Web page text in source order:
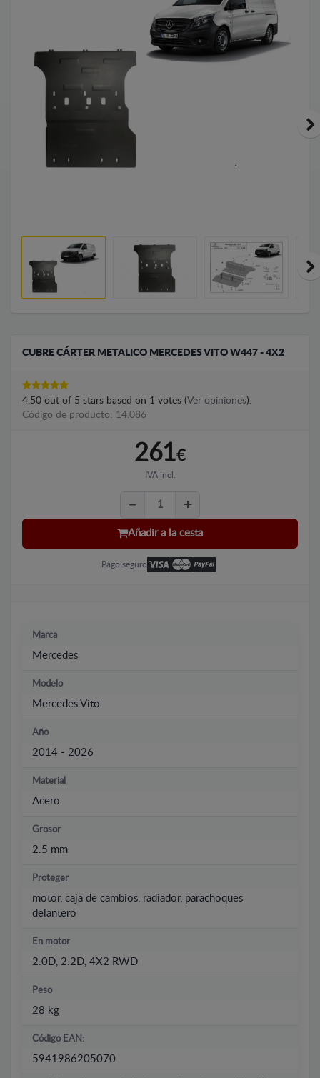
CUBRE CÁRTER METALICO MERCEDES VITO W447 - 4X2
4.50 out of 5 stars based on 1 votes (Ver opiniones).
Código de producto: 14.086
261€
IVA incl.
Añadir a la cesta
Pago seguro
Marca
Mercedes
Modelo
Mercedes Vito
Año
2014 - 2026
Material
Acero
Grosor
2.5 mm
Proteger
motor, caja de cambios, radiador, parachoques
delantero
En motor
2.0D, 2.2D, 4X2 RWD
Peso
28 kg
Código EAN:
5941986205070